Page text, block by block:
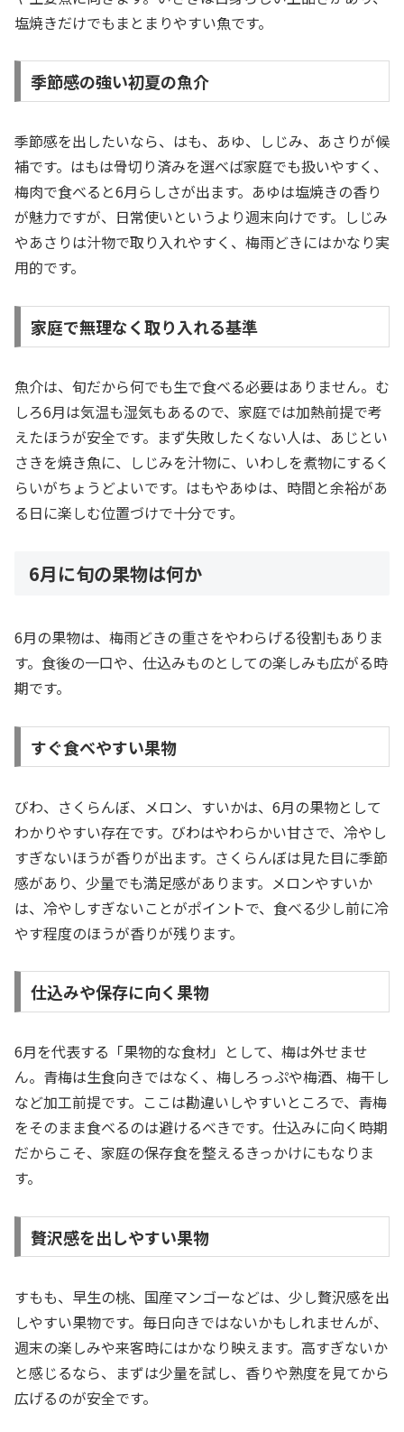
塩焼きだけでもまとまりやすい魚です。
季節感の強い初夏の魚介
季節感を出したいなら、はも、あゆ、しじみ、あさりが候
補です。はもは骨切り済みを選べば家庭でも扱いやすく、
梅肉で食べると6月らしさが出ます。あゆは塩焼きの香り
が魅力ですが、日常使いというより週末向けです。しじみ
やあさりは汁物で取り入れやすく、梅雨どきにはかなり実
用的です。
家庭で無理なく取り入れる基準
魚介は、旬だから何でも生で食べる必要はありません。む
しろ6月は気温も湿気もあるので、家庭では加熱前提で考
えたほうが安全です。まず失敗したくない人は、あじとい
さきを焼き魚に、しじみを汁物に、いわしを煮物にするく
らいがちょうどよいです。はもやあゆは、時間と余裕があ
る日に楽しむ位置づけで十分です。
6月に旬の果物は何か
6月の果物は、梅雨どきの重さをやわらげる役割もありま
す。食後の一口や、仕込みものとしての楽しみも広がる時
期です。
すぐ食べやすい果物
びわ、さくらんぼ、メロン、すいかは、6月の果物として
わかりやすい存在です。びわはやわらかい甘さで、冷やし
すぎないほうが香りが出ます。さくらんぼは見た目に季節
感があり、少量でも満足感があります。メロンやすいか
は、冷やしすぎないことがポイントで、食べる少し前に冷
やす程度のほうが香りが残ります。
仕込みや保存に向く果物
6月を代表する「果物的な食材」として、梅は外せませ
ん。青梅は生食向きではなく、梅しろっぷや梅酒、梅干し
など加工前提です。ここは勘違いしやすいところで、青梅
をそのまま食べるのは避けるべきです。仕込みに向く時期
だからこそ、家庭の保存食を整えるきっかけにもなりま
す。
贅沢感を出しやすい果物
すもも、早生の桃、国産マンゴーなどは、少し贅沢感を出
しやすい果物です。毎日向きではないかもしれませんが、
週末の楽しみや来客時にはかなり映えます。高すぎないか
と感じるなら、まずは少量を試し、香りや熟度を見てから
広げるのが安全です。